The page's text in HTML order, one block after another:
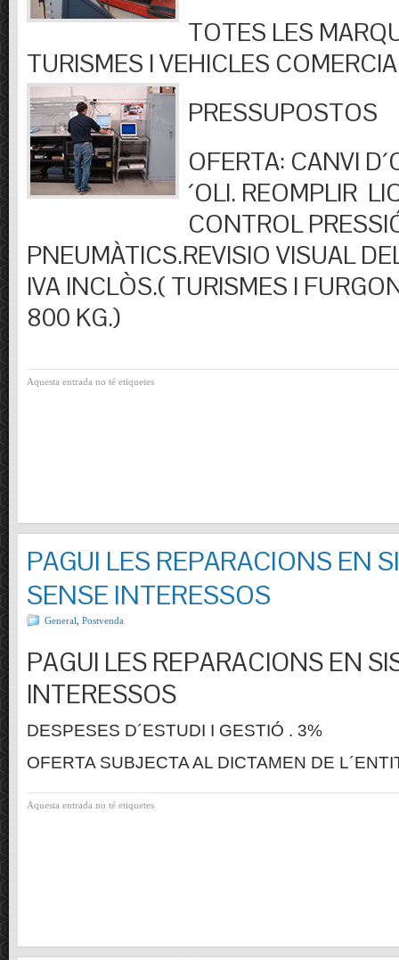
TOTES LES
TURISMES I VEHICLES
PRESSUPOSTOS
OFERTA: CANVI
´OLI. REOMPLIR
CONTROL
PNEUMÀTICS.REVISIO VISUAL
IVA INCLÒS.( TURISMES I
800 KG.)
Aquesta entrada no té etiquetes
PAGUI LES REPARACIONS EN
SENSE INTERESSOS
General Postvenda
PAGUI LES REPARACIONS EN
INTERESSOS
DESPESES D´ESTUDI I GESTIÓ . 3%
OFERTA SUBJECTA AL DICTAMEN DE
Aquesta entrada no té etiquetes